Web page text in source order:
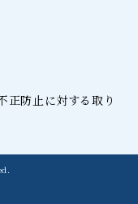
正防止に対する取り